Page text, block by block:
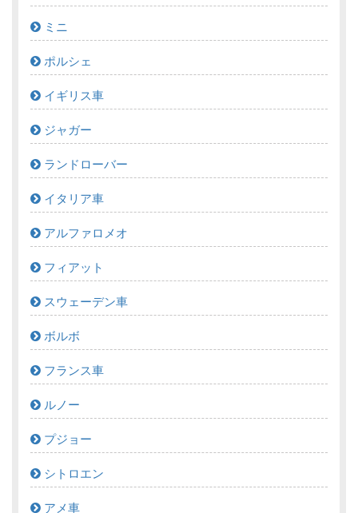
ミニ
ポルシェ
イギリス車
ジャガー
ランドローバー
イタリア車
アルファロメオ
フィアット
スウェーデン車
ボルボ
フランス車
ルノー
プジョー
シトロエン
アメ車